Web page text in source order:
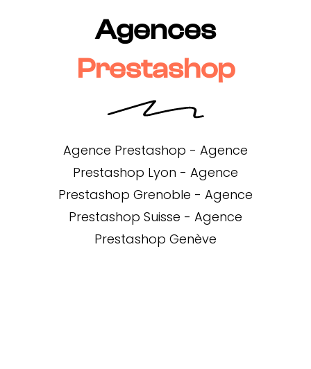
Agences
Prestashop
Agence Prestashop - Agence
Prestashop Lyon - Agence
Prestashop Grenoble - Agence
Prestashop Suisse - Agence
Prestashop Genève